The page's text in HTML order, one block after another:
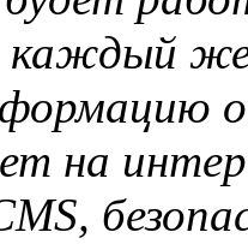
каждый
на
,